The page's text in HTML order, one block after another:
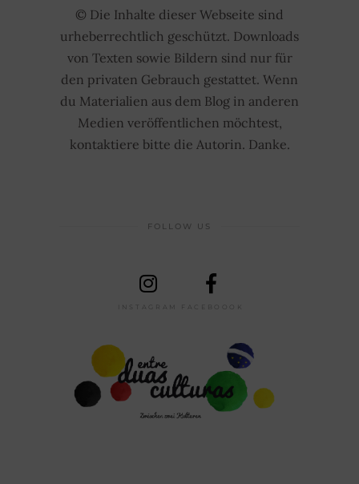
© Die Inhalte dieser Webseite sind
urheberrechtlich geschützt. Downloads
von Texten sowie Bildern sind nur für
den privaten Gebrauch gestattet. Wenn
du Materialien aus dem Blog in anderen
Medien veröffentlichen möchtest,
kontaktiere bitte die Autorin. Danke.
FOLLOW US
INSTAGRAM FACEBOOOK